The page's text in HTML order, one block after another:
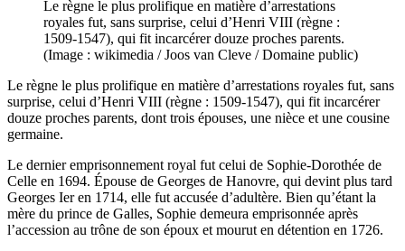
Le règne le plus prolifique en matière d’arrestations
royales fut, sans surprise, celui d’Henri VIII (règne :
1509-1547), qui fit incarcérer douze proches parents.
(Image : wikimedia / Joos van Cleve / Domaine public)
Le règne le plus prolifique en matière d’arrestations royales fut, sans
surprise, celui d’Henri VIII (règne : 1509-1547), qui fit incarcérer
douze proches parents, dont trois épouses, une nièce et une cousine
germaine.
Le dernier emprisonnement royal fut celui de Sophie-Dorothée de
Celle en 1694. Épouse de Georges de Hanovre, qui devint plus tard
Georges Ier en 1714, elle fut accusée d’adultère. Bien qu’étant la
mère du prince de Galles, Sophie demeura emprisonnée après
l’accession au trône de son époux et mourut en détention en 1726.